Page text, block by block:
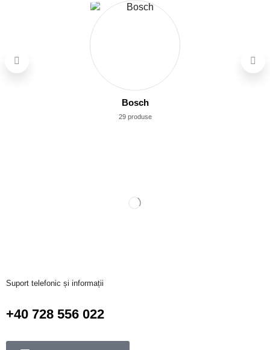
Bosch
29 produse
Suport telefonic și informații
+40 728 556 022